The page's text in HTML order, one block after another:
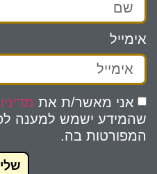
אימייל
אני מאשר/ת את
שהמידע ישמש למענה
המפורטות בה.